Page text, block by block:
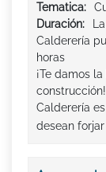
Tematica:
Duración:
Calderería
horas
¡Te damos
Calderería
desean